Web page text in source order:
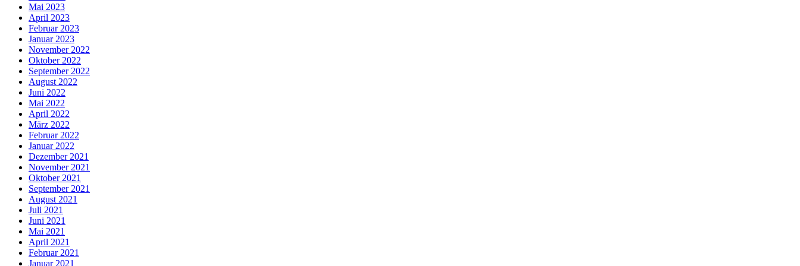
Mai 2023
April 2023
Februar 2023
Januar 2023
November 2022
Oktober 2022
September 2022
August 2022
Juni 2022
Mai 2022
April 2022
März 2022
Februar 2022
Januar 2022
Dezember 2021
November 2021
Oktober 2021
September 2021
August 2021
Juli 2021
Juni 2021
Mai 2021
April 2021
Februar 2021
Januar 2021